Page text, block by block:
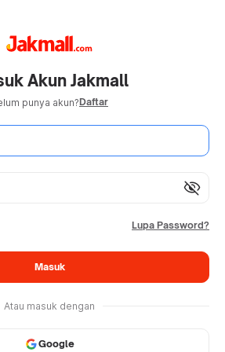
Akun Jakmall
punya akun?Daftar
visibility_off
Lupa Password?
Masuk
Atau masuk dengan
Google